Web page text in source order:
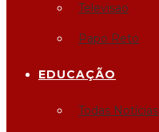
Televisao
Papo Reto
EDUCAÇÃO
Todas Notícias